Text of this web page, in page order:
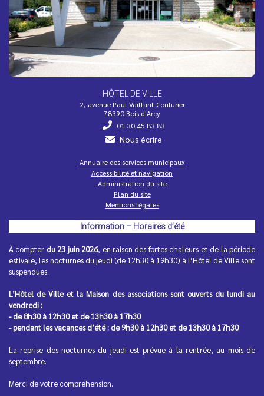
La résidence Bois Soleil devient une "Oasis
Solidaire" !
Face aux fortes chaleurs, l’EHPAD Bois Soleil s’engage
dans le dispositif national Oasis Solidaire et ouvre ses
Inscription à la 3e édition de la Color Run
Petits, grands, jeunes ou moins jeunes, vous aimez la
proximité
de vos commerces...
HÔTEL DE VILLE
2, avenue Paul Vaillant-Couturier
78390 Bois d'Arcy
01 30 45 83 83
Nous écrire
Annuaire des services municipaux
Accessibilité et navigation
Administration du site
Plan du site
Mentions légales
Information – Horaires d’été
À compter du 23 juin 2026, en raison des fortes chaleurs et de la période
estivale, les nocturnes du jeudi (de 12h30 à 19h30) à l’Hôtel de Ville sont
suspendues.
L’Hôtel de Ville et la Maison des associations sont ouverts du lundi au
vendredi :
- de 8h30 à 12h30 et de 13h30 à 17h30
- pendant les vacances d’été : de 9h30 à 12h30 et de 13h30 à 17h30
La reprise des nocturnes du jeudi est prévue à la rentrée, au mois de
septembre.
Merci de votre compréhension.